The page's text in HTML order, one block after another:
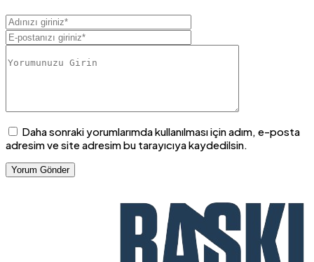
Daha sonraki yorumlarımda kullanılması için adım, e-posta
adresim ve site adresim bu tarayıcıya kaydedilsin.